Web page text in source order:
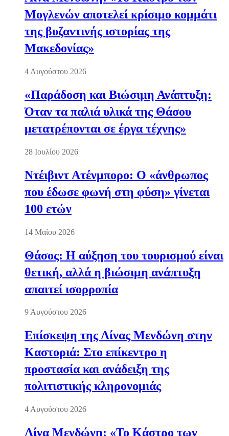
Μογλενών αποτελεί κρίσιμο κομμάτι
της βυζαντινής ιστορίας της
Μακεδονίας»
4 Αυγούστου 2026
«Παράδοση και Βιώσιμη Ανάπτυξη:
Όταν τα παλιά υλικά της Θάσου
μετατρέπονται σε έργα τέχνης»
28 Ιουλίου 2026
Ντέιβιντ Ατένμπορο: Ο «άνθρωπος
που έδωσε φωνή στη φύση» γίνεται
100 ετών
14 Μαΐου 2026
Θάσος: Η αύξηση του τουρισμού είναι
θετική, αλλά η βιώσιμη ανάπτυξη
απαιτεί ισορροπία
9 Αυγούστου 2026
Επίσκεψη της Λίνας Μενδώνη στην
Καστοριά: Στο επίκεντρο η
προστασία και ανάδειξη της
πολιτιστικής κληρονομιάς
4 Αυγούστου 2026
Λίνα Μενδώνη: «Το Κάστρο των